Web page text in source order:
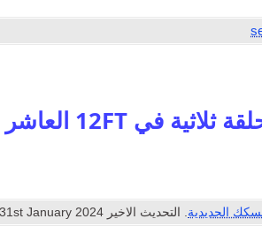
الحديدية . التحديث الاخير 31st January 2024